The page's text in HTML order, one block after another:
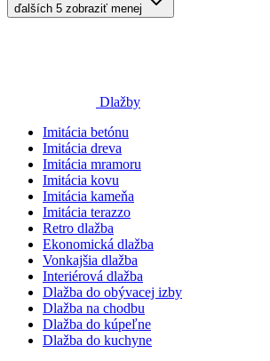
ďalších 5 zobraziť menej
Dlažby
Imitácia betónu
Imitácia dreva
Imitácia mramoru
Imitácia kovu
Imitácia kameňa
Imitácia terazzo
Retro dlažba
Ekonomická dlažba
Vonkajšia dlažba
Interiérová dlažba
Dlažba do obývacej izby
Dlažba na chodbu
Dlažba do kúpeľne
Dlažba do kuchyne